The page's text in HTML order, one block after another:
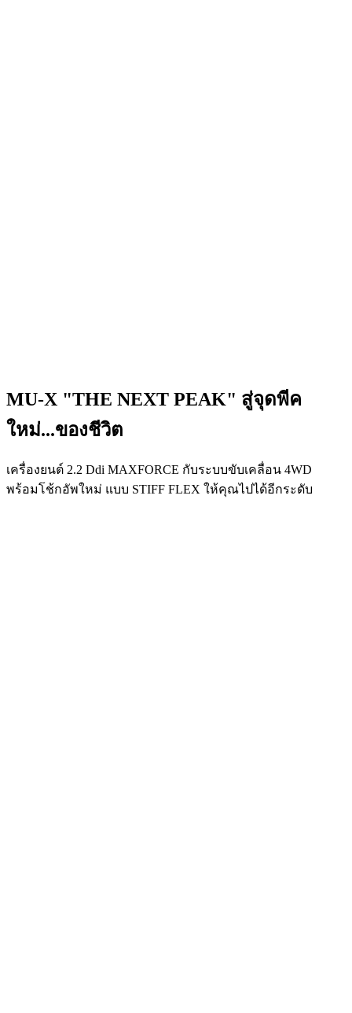
MU-X "THE NEXT PEAK" สู่จุดพีค
ใหม่...ของชีวิต
เครื่องยนต์ 2.2 Ddi MAXFORCE กับระบบขับเคลื่อน 4WD
พร้อมโช้กอัพใหม่ แบบ STIFF FLEX ให้คุณไปได้อีกระดับ